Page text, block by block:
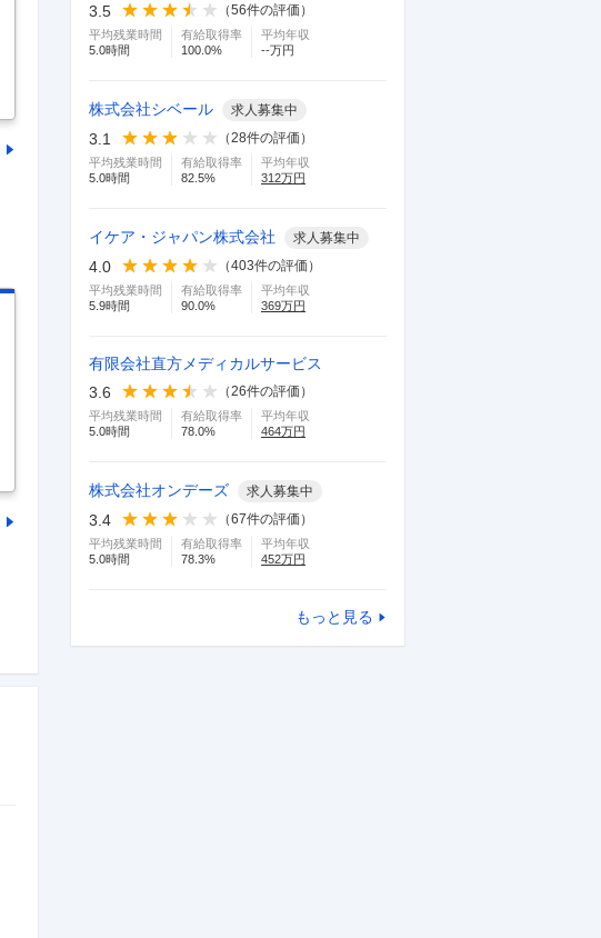
3.5
（56件の評価）
平均残業時間
5.0時間
有給取得率
100.0%
平均年収
--万円
株式会社シベール 求人募集中
3.1 （28件の評価）
平均残業時間
5.0時間
有給取得率
82.5%
平均年収
312万円
イケア・ジャパン株式会社 求人募集中
4.0 （403件の評価）
平均残業時間
5.9時間
有給取得率
90.0%
平均年収
369万円
有限会社直方メディカルサービス
3.6
（26件の評価）
平均残業時間
5.0時間
有給取得率
78.0%
平均年収
464万円
株式会社オンデーズ 求人募集中
3.4 （67件の評価）
平均残業時間
5.0時間
有給取得率
78.3%
平均年収
452万円
もっと見る